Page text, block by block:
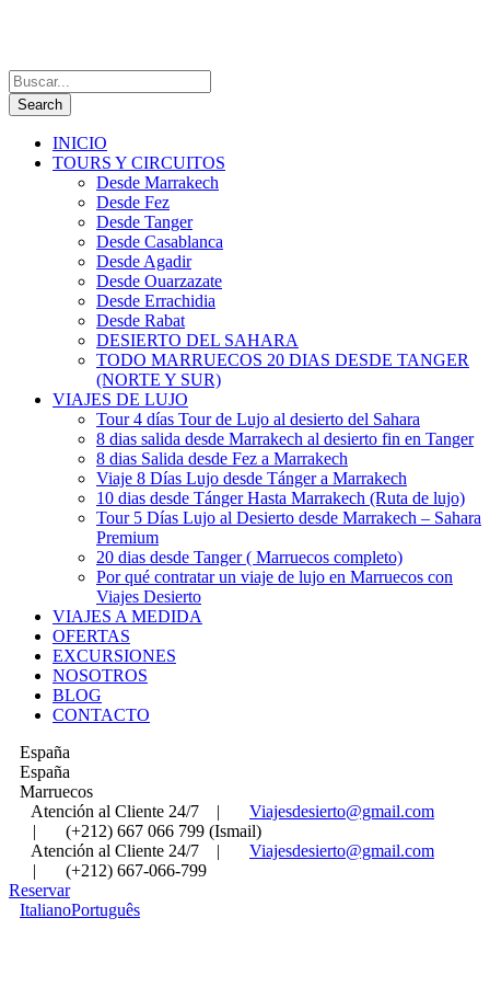
INICIO
TOURS Y CIRCUITOS
Desde Marrakech
Desde Fez
Desde Tanger
Desde Casablanca
Desde Agadir
Desde Ouarzazate
Desde Errachidia
Desde Rabat
DESIERTO DEL SAHARA
TODO MARRUECOS 20 DIAS DESDE TANGER
(NORTE Y SUR)
VIAJES DE LUJO
Tour 4 días Tour de Lujo al desierto del Sahara
8 dias salida desde Marrakech al desierto fin en Tanger
8 dias Salida desde Fez a Marrakech
Viaje 8 Días Lujo desde Tánger a Marrakech
10 dias desde Tánger Hasta Marrakech (Ruta de lujo)
Tour 5 Días Lujo al Desierto desde Marrakech – Sahara
Premium
20 dias desde Tanger ( Marruecos completo)
Por qué contratar un viaje de lujo en Marruecos con
Viajes Desierto
VIAJES A MEDIDA
OFERTAS
EXCURSIONES
NOSOTROS
BLOG
CONTACTO
España
España
Marruecos
Atención al Cliente 24/7
|
Viajesdesierto@gmail.com
|
(+212) 667 066 799 (Ismail)
Atención al Cliente 24/7
|
Viajesdesierto@gmail.com
|
(+212) 667-066-799
Reservar
ItalianoPortuguês